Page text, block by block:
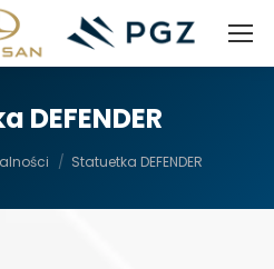
DEFENDER
Statuetka DEFENDER